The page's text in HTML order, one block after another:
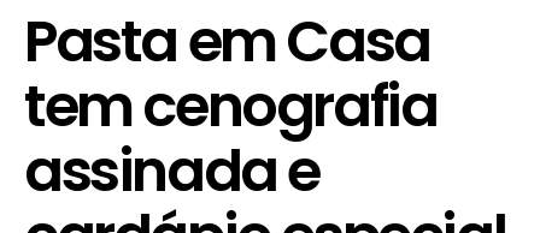
Pasta em Casa
tem cenografia
assinada e